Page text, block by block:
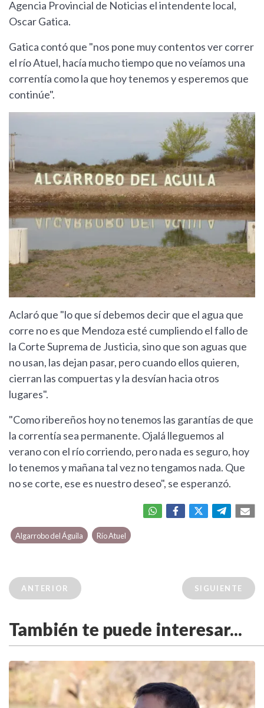
Agencia Provincial de Noticias el intendente local,
Oscar Gatica.
Gatica contó que "nos pone muy contentos ver correr
el río Atuel, hacía mucho tiempo que no veíamos una
correntía como la que hoy tenemos y esperemos que
continúe".
Aclaró que "lo que sí debemos decir que el agua que
corre no es que Mendoza esté cumpliendo el fallo de
la Corte Suprema de Justicia, sino que son aguas que
no usan, las dejan pasar, pero cuando ellos quieren,
cierran las compuertas y la desvían hacia otros
lugares".
"Como ribereños hoy no tenemos las garantías de que
la correntía sea permanente. Ojalá lleguemos al
verano con el río corriendo, pero nada es seguro, hoy
lo tenemos y mañana tal vez no tengamos nada. Que
no se corte, ese es nuestro deseo", se esperanzó.
Algarrobo del Águila Río Atuel
ANTERIOR SIGUIENTE
También te puede interesar...